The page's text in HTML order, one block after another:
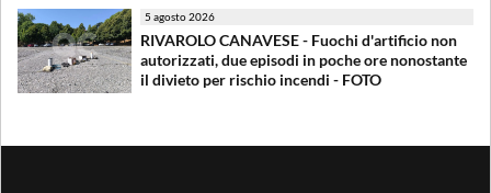
5 agosto 2026
RIVAROLO CANAVESE - Fuochi d'artificio non
autorizzati, due episodi in poche ore nonostante
il divieto per rischio incendi - FOTO